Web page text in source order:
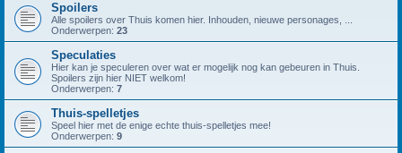
Spoilers
Alle spoilers over Thuis komen hier. Inhouden, nieuwe personages, ...
Onderwerpen: 23
Speculaties
Hier kan je speculeren over wat er mogelijk nog kan gebeuren in Thuis.
Spoilers zijn hier NIET welkom!
Onderwerpen: 7
Thuis-spelletjes
Speel hier met de enige echte thuis-spelletjes mee!
Onderwerpen: 9